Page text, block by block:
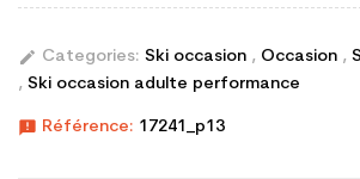
edit Categories: Ski occasion , Occasion ,
, Ski occasion adulte performance
announcement Référence: 17241_p13